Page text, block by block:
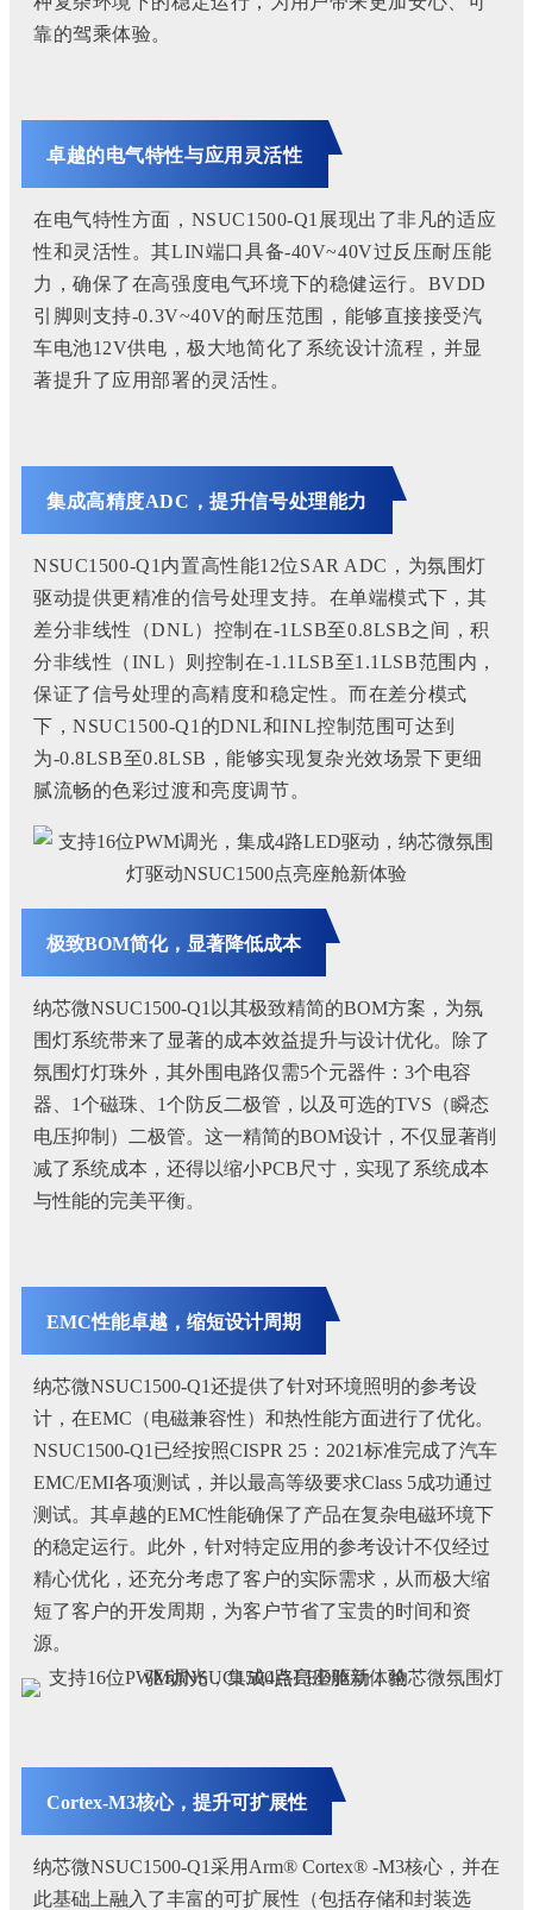
靠的驾乘体验。
卓越的电气特性与应用灵活性
在电气特性方面，NSUC1500-Q1展现出了非凡的适应
性和灵活性。其LIN端口具备-40V~40V过反压耐压能
力，确保了在高强度电气环境下的稳健运行。 BVDD
引脚则支持-0.3V~40V的耐压范围，能够直接接受汽
车电池12V供电，极大地简化了系统设计流程，并显
著提升了应用部署的灵活性。
集成高精度ADC，提升信号处理能力
NSUC1500-Q1内置高性能12位SAR ADC，为氛围灯
驱动提供更精准的信号处理支持。 在单端模式下，其
差分非线性（DNL）控制在-1LSB至0.8LSB之间，积
分非线性（INL）则控制在-1.1LSB至1.1LSB范围内，
保证了信号处理的高精度和稳定性。而在差分模式
下，NSUC1500-Q1的DNL和INL控制范围可达到
为-0.8LSB至0.8LSB，能够实现复杂光效场景下更细
腻流畅的色彩过渡和亮度调节。
极致BOM简化，显著降低成本
纳芯微NSUC1500-Q1以其极致精简的BOM方案，为氛
围灯系统带来了显著的成本效益提升与设计优化。除了
氛围灯灯珠外，其外围电路仅需5个元器件：3个电容
器、1个磁珠、1个防反二极管，以及可选的TVS（瞬态
电压抑制）二极管。这一精简的BOM设计，不仅显著削
减了系统成本，还得以缩小PCB尺寸，实现了系统成本
与性能的完美平衡。
EMC性能卓越，缩短设计周期
纳芯微NSUC1500-Q1还提供了针对环境照明的参考设
计，在EMC（电磁兼容性）和热性能方面进行了优化。
NSUC1500-Q1已经按照CISPR 25：2021标准完成了汽车
EMC/EMI各项测试，并以最高等级要求Class 5成功通过
测试。其卓越的EMC性能确保了产品在复杂电磁环境下
的稳定运行。此外，针对特定应用的参考设计不仅经过
精心优化，还充分考虑了客户的实际需求，从而极大缩
短了客户的开发周期，为客户节省了宝贵的时间和资
源。
Cortex-M3核心，提升可扩展性
纳芯微NSUC1500-Q1采用Arm® Cortex® -M3核心，并在
此基础上融入了丰富的可扩展性（包括存储和封装选